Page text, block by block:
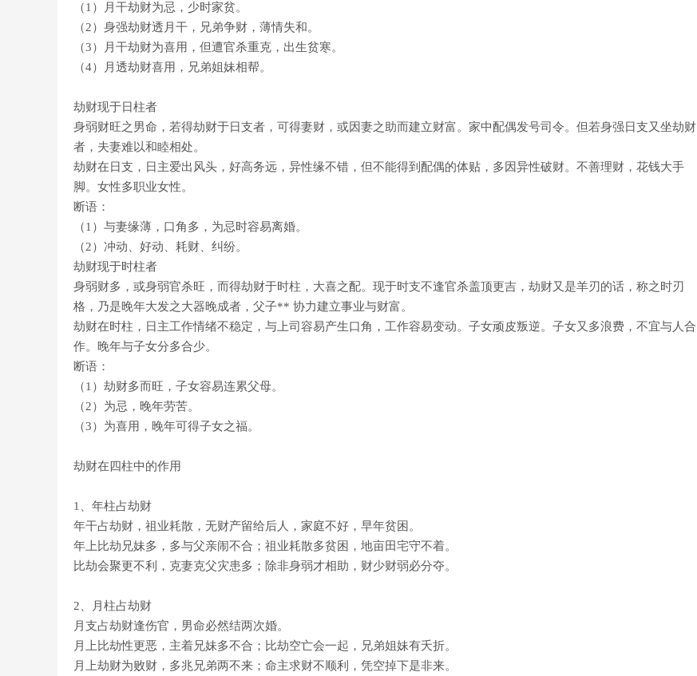
（1）月干劫财为忌，少时家贫。
（2）身强劫财透月干，兄弟争财，薄情失和。
（3）月干劫财为喜用，但遭官杀重克，出生贫寒。
（4）月透劫财喜用，兄弟姐妹相帮。
劫财现于日柱者
身弱财旺之男命，若得劫财于日支者，可得妻财，或因妻之助而建立财富。家中配偶发号司令。但若身强日支又坐劫财
者，夫妻难以和睦相处。
劫财在日支，日主爱出风头，好高务远，异性缘不错，但不能得到配偶的体贴，多因异性破财。不善理财，花钱大手
脚。女性多职业女性。
断语：
（1）与妻缘薄，口角多，为忌时容易离婚。
（2）冲动、好动、耗财、纠纷。
劫财现于时柱者
身弱财多，或身弱官杀旺，而得劫财于时柱，大喜之配。现于时支不逢官杀盖顶更吉，劫财又是羊刃的话，称之时刃
格，乃是晚年大发之大器晚成者，父子** 协力建立事业与财富。
劫财在时柱，日主工作情绪不稳定，与上司容易产生口角，工作容易变动。子女顽皮叛逆。子女又多浪费，不宜与人合
作。晚年与子女分多合少。
断语：
（1）劫财多而旺，子女容易连累父母。
（2）为忌，晚年劳苦。
（3）为喜用，晚年可得子女之福。
劫财在四柱中的作用
1、年柱占劫财
年干占劫财，祖业耗散，无财产留给后人，家庭不好，早年贫困。
年上比劫兄妹多，多与父亲闹不合；祖业耗散多贫困，地亩田宅守不着。
比劫会聚更不利，克妻克父灾患多；除非身弱才相助，财少财弱必分夺。
2、月柱占劫财
月支占劫财逢伤官，男命必然结两次婚。
月上比劫性更恶，主着兄妹多不合；比劫空亡会一起，兄弟姐妹有夭折。
月上劫财为败财，多兆兄弟两不来；命主求财不顺利，凭空掉下是非来。